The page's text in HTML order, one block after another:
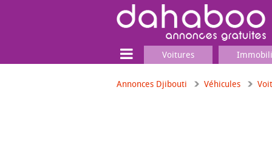
Voitures
Annonces Djibouti Véhicules